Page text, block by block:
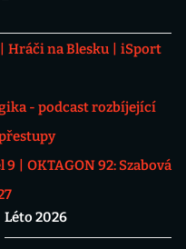
Hráči na Blesku
iSport
- podcast rozbíjející
9
OKTAGON 92: Szabová
Léto 2026